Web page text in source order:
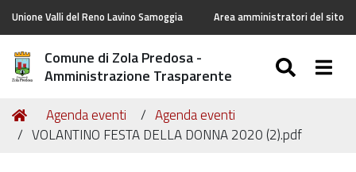
Unione Valli del Reno Lavino Samoggia Area amministratori del sito
Comune di Zola Predosa -
Amministrazione Trasparente
Tu
sei
Home
Agenda eventi
Agenda eventi
VOLANTINO FESTA DELLA DONNA 2020 (2).pdf